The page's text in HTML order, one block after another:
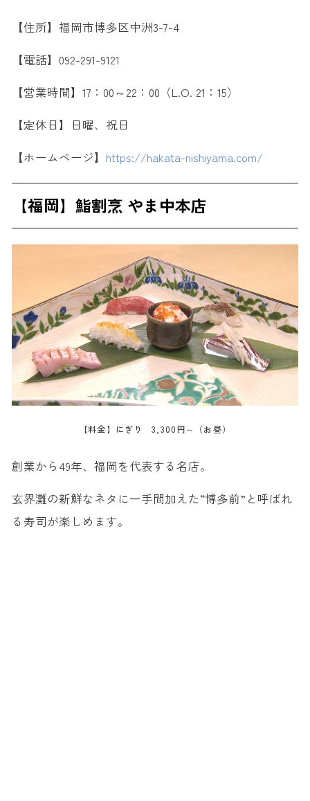
【住所】福岡市博多区中洲3-7-4
【電話】092-291-9121
【営業時間】17：00～22：00（L.O. 21：15）
【定休日】日曜、祝日
【ホームページ】 https://hakata-nishiyama.com/
【福岡】鮨割烹 やま中本店
【料金】にぎり 3,300円～（お昼）
創業から49年、福岡を代表する名店。
玄界灘の新鮮なネタに一手間加えた“博多前”と呼ばれ
る寿司が楽しめます。